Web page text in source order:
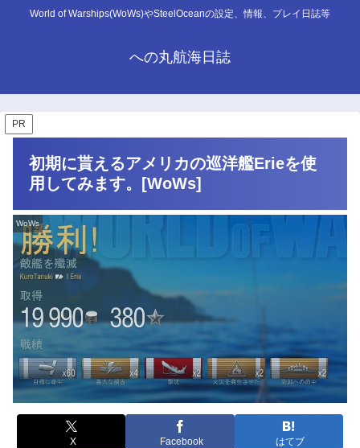
World of Warships(WoWs)やSteelOceanの設定、情報、プレイ日誌等
への丸航海日誌
PR
初期に貰えるアメリカの巡洋艦Erieを使
用してみます。[WoWs]
WoWs
X Facebook はてブ